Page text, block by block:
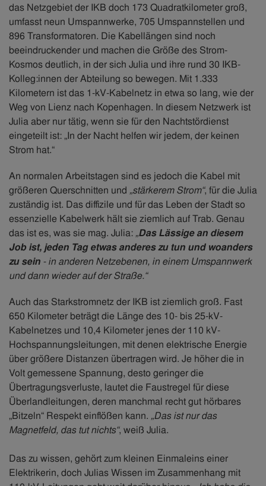
das Netzgebiet der IKB doch 173 Quadratkilometer groß,
umfasst neun Umspannwerke, 705 Umspannstellen und
896 Transformatoren. Die Kabellängen sind noch
beeindruckender und machen die Größe des Strom-
Kosmos deutlich, in der sich Julia und ihre rund 30 IKB-
Kolleg:innen der Abteilung so bewegen. Mit 1.333
Kilometern ist das 1-kV-Kabelnetz in etwa so lang, wie der
Weg von Lienz nach Kopenhagen. In diesem Netzwerk ist
Julia aber nur tätig, wenn sie für den Nachtstördienst
eingeteilt ist: „In der Nacht helfen wir jedem, der keinen
Strom hat.“
An normalen Arbeitstagen sind es jedoch die Kabel mit
größeren Querschnitten und „stärkerem Strom“, für die Julia
zuständig ist. Das diffizile und für das Leben der Stadt so
essenzielle Kabelwerk hält sie ziemlich auf Trab. Genau
das ist es, was sie mag. Julia: „Das Lässige an diesem
Job ist, jeden Tag etwas anderes zu tun und woanders
zu sein - in anderen Netzebenen, in einem Umspannwerk
und dann wieder auf der Straße.“
Auch das Starkstromnetz der IKB ist ziemlich groß. Fast
650 Kilometer beträgt die Länge des 10- bis 25-kV-
Kabelnetzes und 10,4 Kilometer jenes der 110 kV-
Hochspannungsleitungen, mit denen elektrische Energie
über größere Distanzen übertragen wird. Je höher die in
Volt gemessene Spannung, desto geringer die
Übertragungsverluste, lautet die Faustregel für diese
Überlandleitungen, deren manchmal recht gut hörbares
„Bitzeln“ Respekt einflößen kann. „Das ist nur das
Magnetfeld, das tut nichts“, weiß Julia.
Das zu wissen, gehört zum kleinen Einmaleins einer
Elektrikerin, doch Julias Wissen im Zusammenhang mit